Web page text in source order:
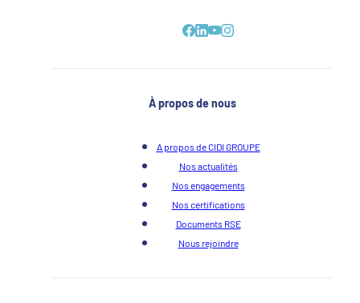
À propos de nous
A propos de CIDI GROUPE
Nos actualités
Nos engagements
Nos certifications
Documents RSE
Nous rejoindre